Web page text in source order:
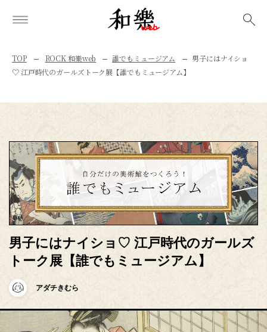
TOP ROCK 和樂web 誰でもミュージアム
男子にはナイショ
♡ 江戸時代のガールズトーク展【誰でもミュージアム】
男子にはナイショ♡ 江戸時代のガールズ
トーク展【誰でもミュージアム】
アダチきむら